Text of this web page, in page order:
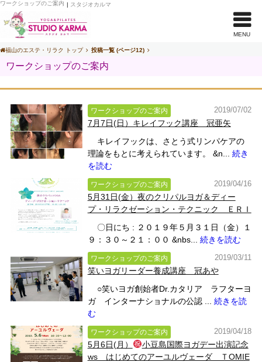
MENU
ワークショップのご案内 | スタジオカルマ
福山のエステ・リラク トップ 投稿一覧 (ページ12)
ワークショップのご案内
ワークショップのご案内 2019/07/02
7月7日(日）キレイフック講座 冠亜矢
キレイフックは、さとう式リンパケアの
理論をもとに考えられています。 &n... 続き
を読む
ワークショップのご案内 2019/04/16
5月31日(金）夜のクリパルヨガ＆ディー
プ・リラクゼーション・テクニック ＥＲＩ
〇日にち : ２０１９年５月３１日（金）１
９：３０～２１：００ &nbs... 続きを読む
ワークショップのご案内 2019/03/11
笑いヨガリーダー養成講座 冠あや
○笑いヨガ創始者Dr.カタリア ラフターヨ
ガ インターナショナルの公認 ... 続きを読
む
ワークショップのご案内 2019/04/18
5月6日(月）
小豆島国際ヨガデー出演記念
ws はじめてのアーユルヴェーダ ＴOMIE